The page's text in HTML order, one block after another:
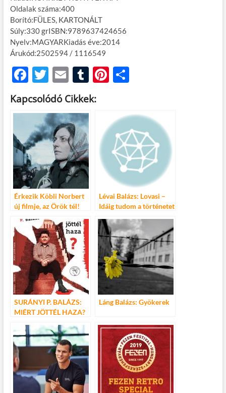
Oldalak száma:400
Borító:FÜLES, KARTONÁLT
Súly:330 grISBN:9789637424656
Nyelv:MAGYARKiadás éve:2014
Árukód:2502594 / 1116549
F
ac
e
b
o
o
k
T
w
itt
er
E
m
ail
T
u
m
bl
r
Pi
es
O
m
e
g
Kapcsolódó Cikkek:
Érkezik Köbli Norbert
új filmje, az Örök tél!
Lévai Balázs: Lovasi –
Idáig tudom a történetet
SURÁNYI P. BALÁZS:
MIÉRT JÖTTÉL HAZA?
Láng Balázs: Gyökerek